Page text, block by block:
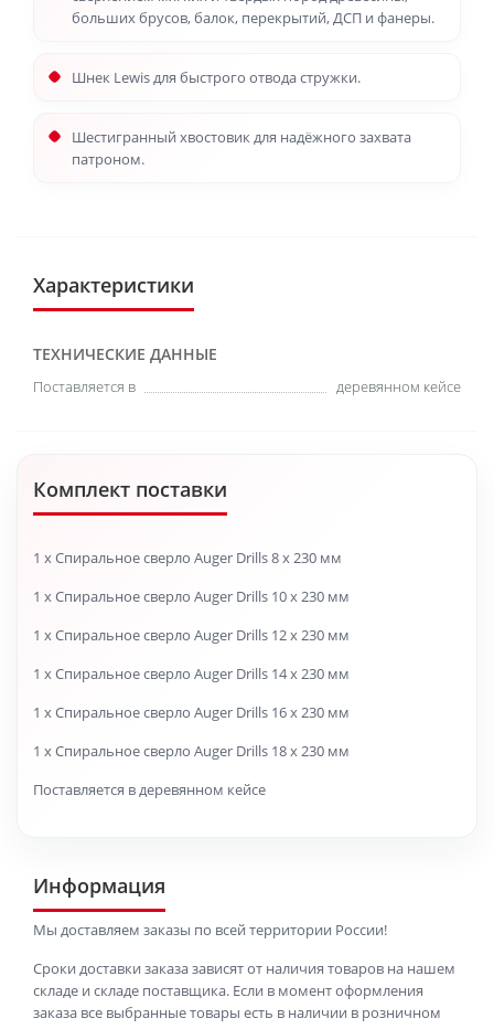
больших брусов, балок, перекрытий, ДСП и фанеры.
Шнек Lewis для быстрого отвода стружки.
Шестигранный хвостовик для надёжного захвата
патроном.
Характеристики
ТЕХНИЧЕСКИЕ ДАННЫЕ
Поставляется в деревянном кейсе
Комплект поставки
1 х Спиральное сверло Auger Drills 8 x 230 мм
1 х Спиральное сверло Auger Drills 10 x 230 мм
1 х Спиральное сверло Auger Drills 12 x 230 мм
1 х Спиральное сверло Auger Drills 14 x 230 мм
1 х Спиральное сверло Auger Drills 16 x 230 мм
1 х Спиральное сверло Auger Drills 18 x 230 мм
Поставляется в деревянном кейсе
Информация
Мы доставляем заказы по всей территории России!
Сроки доставки заказа зависят от наличия товаров на нашем
складе и складе поставщика. Если в момент оформления
заказа все выбранные товары есть в наличии в розничном